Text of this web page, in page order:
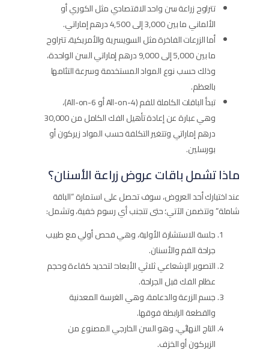
تتراوح زراعة سن واحد الاقتصادي مثل الكوري أو
الألماني ما بين 3,000 إلى 4,500 درهم إماراتي.
أما الزرعات الفاخرة مثل السويسرية والأمريكية، تتراوح
ما بين 5,000 إلى 9,000 درهم إماراتي السن الواحدة،
وذلك حسب نوع المواد المستخدمة وسرعة التئامها
بالعظم.
تبدأ الباقات الكاملة للفم (All-on-4 أو All-on-6)،
وهي عبارة عن إعادة تأهيل الفك الكامل من 30,000
درهم إماراتي وتتغير التكلفة حسب المواد زيركون أو
بورسلين.
ماذا تشمل باقات عروض زراعة الأسنان؟
عند اختيارك أحد العروض، سوف تحصل على استمارة “الباقة
شاملة” وتتضمن الآتي؛ حتى تتجنب أي رسوم خفية، وتشمل:
جلسة الاستشارة الأولية، وهي فحص أولي مع طبيب
جراحة الفم والأسنان.
التصوير الإشعاعي ثلاثي الأبعاد؛ لتحديد كفاءة وحجم
عظام الفك قبل الجراحة.
جسم الزرعة والدعامة، وهي الغرسة المعدنية
والقطعة الرابطة فوقها.
التاج النهائي، وهو السن الخارجي المصنوع من
الزيركون أو الخزف.